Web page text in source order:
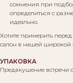
сомнения при
определиться с
идеально.
Хотите примерить
салон в нашей широкой
УПАКОВКА
Предвкушение встречи